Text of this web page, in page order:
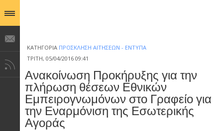
ΚΑΤΗΓΟΡΊΑ ΠΡΌΣΚΛΗΣΗ ΑΙΤΉΣΕΩΝ - ΈΝΤΥΠΑ
ΤΡΊΤΗ, 05/04/2016 09:41
Ανακοίνωση Προκήρυξης για την
πλήρωση θέσεων Εθνικών
Εμπειρογνωμόνων στο Γραφείο για
την Εναρμόνιση της Εσωτερικής
Αγοράς